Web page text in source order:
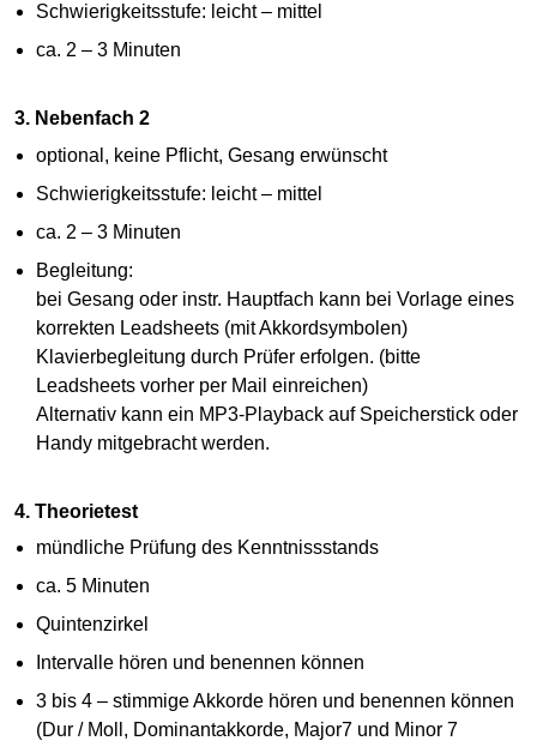
Schwierigkeitsstufe: leicht – mittel
ca. 2 – 3 Minuten
3. Nebenfach 2
optional, keine Pflicht, Gesang erwünscht
Schwierigkeitsstufe: leicht – mittel
ca. 2 – 3 Minuten
Begleitung:
bei Gesang oder instr. Hauptfach kann bei Vorlage eines
korrekten Leadsheets (mit Akkordsymbolen)
Klavierbegleitung durch Prüfer erfolgen. (bitte
Leadsheets vorher per Mail einreichen)
Alternativ kann ein MP3-Playback auf Speicherstick oder
Handy mitgebracht werden.
4. Theorietest
mündliche Prüfung des Kenntnissstands
ca. 5 Minuten
Quintenzirkel
Intervalle hören und benennen können
3 bis 4 – stimmige Akkorde hören und benennen können
(Dur / Moll, Dominantakkorde, Major7 und Minor 7